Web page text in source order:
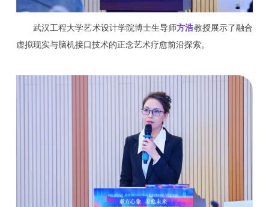
武汉工程大学艺术设计学院博士生导师方浩教授展示了融合
虚拟现实与脑机接口技术的正念艺术疗愈前沿探索。